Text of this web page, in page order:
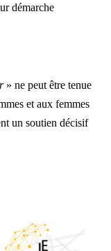
démarche
» ne peut être tenue
et aux femmes
un soutien décisif